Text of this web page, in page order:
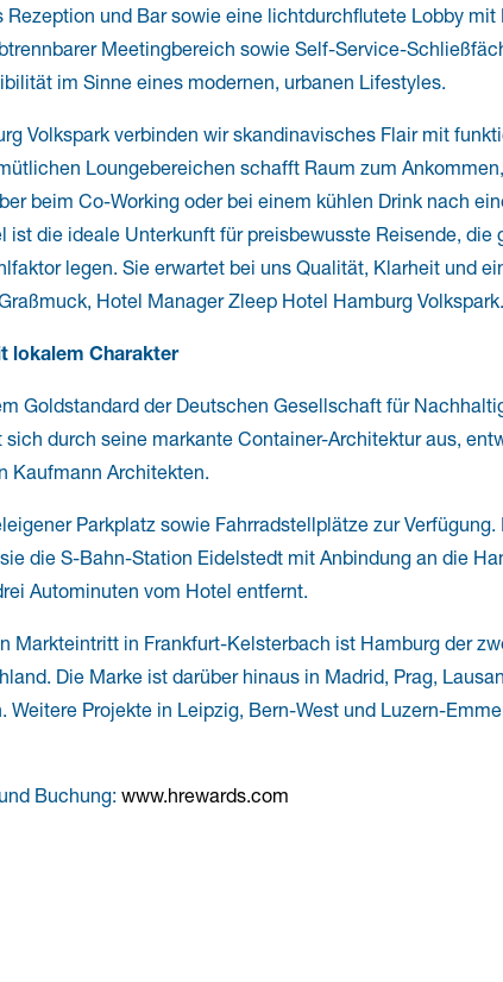
Rezeption und Bar sowie eine lichtdurchflutete Lobby
Meetingbereich sowie Self-Service-
im Sinne eines modernen, urbanen Lifestyles.
Volkspark verbinden wir skandinavisches Flair mit
Loungebereichen schafft Raum zum
beim Co-Working oder bei einem kühlen Drink nach
ist die ideale Unterkunft für preisbewusste Reisende, die
legen. Sie erwartet bei uns Qualität, Klarheit und
Hotel Manager Zleep Hotel Hamburg Volkspark.
lokalem Charakter
Goldstandard der Deutschen Gesellschaft für
durch seine markante Container-Architektur aus,
Kaufmann Architekten.
Parkplatz sowie Fahrradstellplätze zur Verfügung.
die S-Bahn-Station Eidelstedt mit Anbindung an die
Autominuten vom Hotel entfernt.
Markteintritt in Frankfurt-Kelsterbach ist Hamburg der
Die Marke ist darüber hinaus in Madrid, Prag,
Weitere Projekte in Leipzig, Bern-West und Luzern-
Buchung: www.hrewards.com